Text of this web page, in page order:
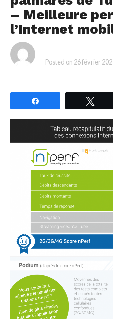
– Meilleure
l’Internet
Posted on 26 février